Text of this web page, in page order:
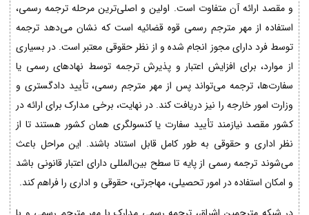
و مقصد ارائه آن متفاوت است. اولین و اصلی‌ترین مرحله ترجمه رسمی،
استفاده از مهر مترجم رسمی قوه قضائیه است که نشان می‌دهد ترجمه
توسط فرد دارای مجوز انجام شده و از نظر حقوقی معتبر است. در بسیاری
از موارد، برای افزایش اعتبار و پذیرش ترجمه توسط نهادهای رسمی یا
سفارت‌ها، ترجمه می‌تواند پس از مهر مترجم رسمی، تأیید دادگستری و
وزارت امور خارجه را نیز دریافت کند. در نهایت، برخی مدارک برای ارائه در
کشور مقصد نیازمند تأیید سفارت یا کنسولگری همان کشور هستند تا از
نظر اداری و حقوقی به طور کامل قابل استناد باشند. این مراحل باعث
می‌شوند ترجمه رسمی از پایه تا سطح بین‌المللی دارای اعتبار قانونی باشد
و امکان استفاده در امور تحصیلی، مهاجرتی، حقوقی و اداری را فراهم کند.